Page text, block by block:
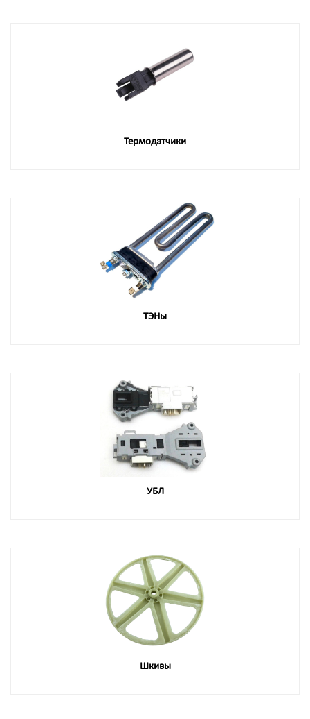
Термодатчики
ТЭНы
УБЛ
Шкивы